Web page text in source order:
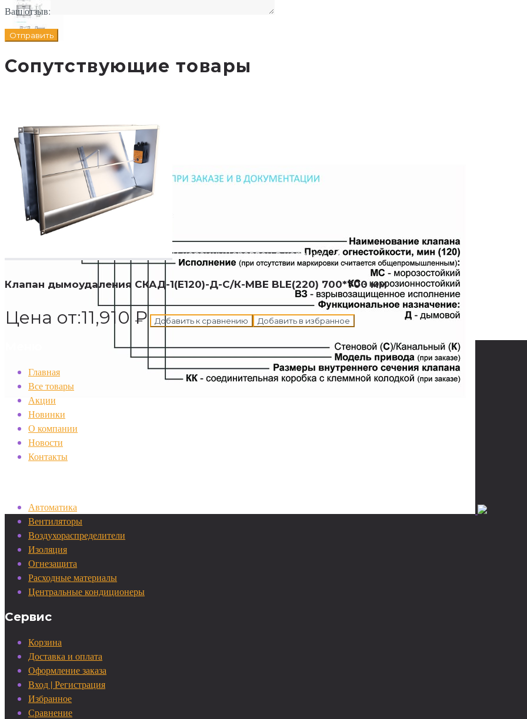
Ваш отзыв:
Сопутствующие товары
В корзинуДобавлен в корзину
Клапан дымоудаления СКАД-1(E120)-Д-С/К-MBE BLE(220) 700*700 мм
Цена от:11,910 ₽ Добавить к сравнению Добавить в избранное
Главная
Все товары
Акции
Новинки
О компании
Новости
Контакты
Автоматика
Вентиляторы
Воздухораспределители
Изоляция
Огнезащита
Расходные материалы
Центральные кондиционеры
Сервис
Корзина
Доставка и оплата
Оформление заказа
Вход | Регистрация
Избранное
Сравнение